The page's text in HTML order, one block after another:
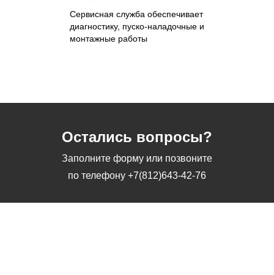
Сервисная служба обеспечивает
диагностику, пуско-наладочные и
монтажные работы
Остались вопросы?
Заполните форму или позвоните
по телефону +7(812)643-42-76